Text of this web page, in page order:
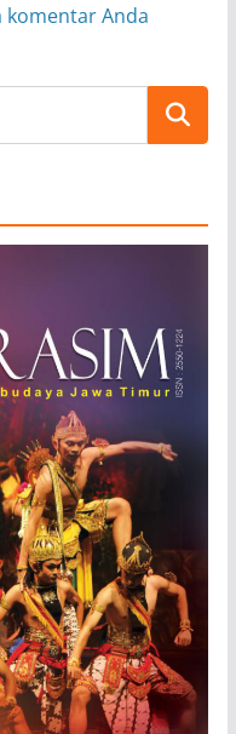
komentar Anda